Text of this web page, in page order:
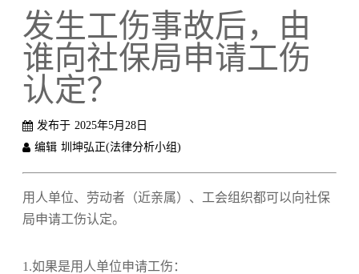
发生工伤事故后，由
谁向社保局申请工伤
认定？
发布于 2025年5月28日
编辑 圳坤弘正(法律分析小组)
用人单位、劳动者（近亲属）、工会组织都可以向社保
局申请工伤认定。
1.如果是用人单位申请工伤：